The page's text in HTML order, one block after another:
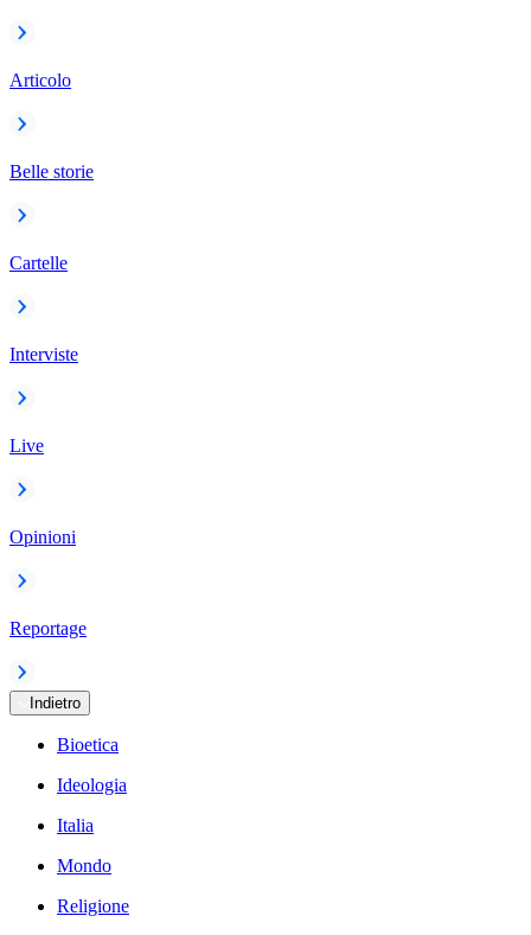
Articolo
Belle storie
Cartelle
Interviste
Live
Opinioni
Reportage
Indietro
Bioetica
Ideologia
Italia
Mondo
Religione